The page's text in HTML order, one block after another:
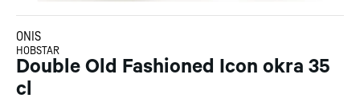
ONIS
HOBSTAR
Double Old Fashioned Icon okra 35
cl